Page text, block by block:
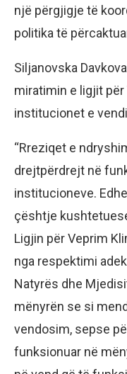
një përgjigje të
politika të
Siljanovska
miratimin e ligjit
institucionet e
“Rreziqet e
drejtpërdrejt në
institucioneve.
çështje
Ligjin për Veprim
nga respektimi
Natyrës dhe
mënyrën se si
vendosim, sepse
funksionuar në